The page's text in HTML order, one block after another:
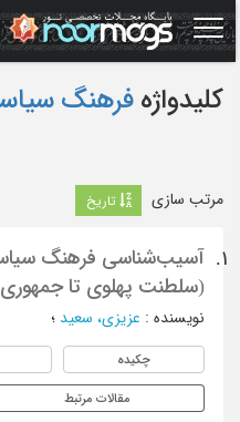
کلیدواژه فرهنگ
مرتب سازی تاریخ
1.
آسیب‌شناسی فرهنگ
(سلطنت پهلوی تا
نویسنده: عزیزی، سعید؛
چکیده
مقالات مرتبط